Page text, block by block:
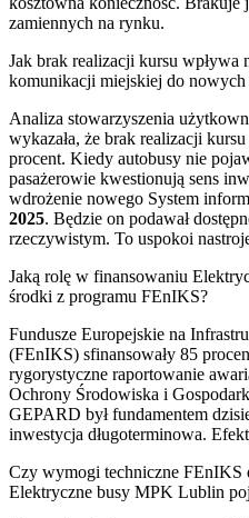
zamiennych na rynku.
Jak brak realizacji kursu wpływa
komunikacji miejskiej do nowych
Analiza stowarzyszenia
wykazała, że brak realizacji
procent. Kiedy autobusy nie
pasażerowie kwestionują sens
wdrożenie nowego System
2025. Będzie on podawał
rzeczywistym. To uspokoi
Jaką rolę w finansowaniu
środki z programu FEnIKS?
Fundusze Europejskie na
(FEnIKS) sfinansowały 85
rygorystyczne raportowanie
Ochrony Środowiska i
GEPARD był fundamentem
inwestycja długoterminowa.
Czy wymogi techniczne FEnIKS
Elektryczne busy MPK Lublin